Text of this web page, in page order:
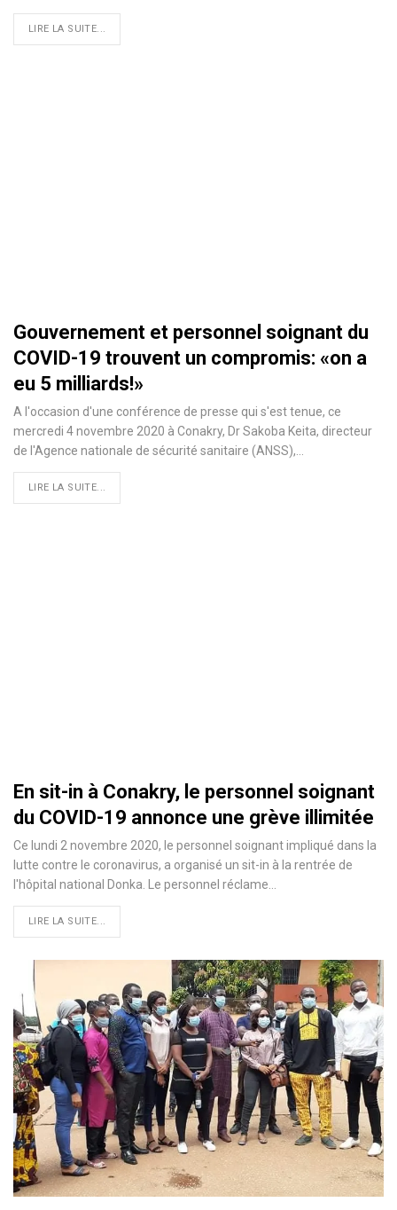
LIRE LA SUITE...
Gouvernement et personnel soignant du
COVID-19 trouvent un compromis: «on a
eu 5 milliards!»
A l'occasion d'une conférence de presse qui s'est tenue, ce
mercredi 4 novembre 2020 à Conakry, Dr Sakoba Keita, directeur
de l'Agence nationale de sécurité sanitaire (ANSS),…
LIRE LA SUITE...
En sit-in à Conakry, le personnel soignant
du COVID-19 annonce une grève illimitée
Ce lundi 2 novembre 2020, le personnel soignant impliqué dans la
lutte contre le coronavirus, a organisé un sit-in à la rentrée de
l'hôpital national Donka. Le personnel réclame
LIRE LA SUITE...